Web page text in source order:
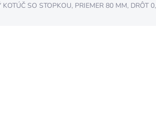
KOTÚČ SO STOPKOU, PRIEMER 80 MM, DRÔT